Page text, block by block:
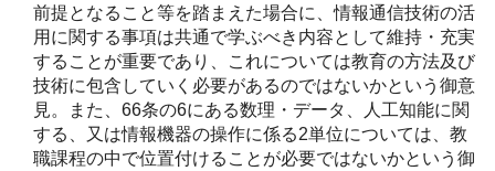
前提となること等を踏まえた場合に、情報通信技術の活
用に関する事項は共通で学ぶべき内容として維持・充実
することが重要であり、これについては教育の方法及び
技術に包含していく必要があるのではないかという御意
見。また、66条の6にある数理・データ、人工知能に関
する、又は情報機器の操作に係る2単位については、教
職課程の中で位置付けることが必要ではないかという御